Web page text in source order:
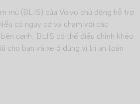
mù (BLIS) của Volvo chủ động hỗ trợ
có nguy cơ va chạm với các
cạnh, BLIS có thể điều chỉnh khéo
cho bạn và xe ở đúng vị trí an toàn